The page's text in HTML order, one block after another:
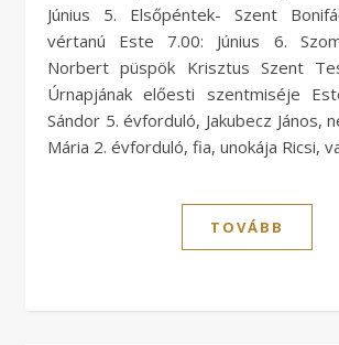
Június 5. Elsőpéntek- Szent
vértanú Este 7.00: Június 6.
Norbert püspök Krisztus Szent
Úrnapjának előesti szentmiséje
Sándor 5. évforduló, Jakubecz János,
Mária 2. évforduló, fia, unokája Ricsi,
TOVÁBB